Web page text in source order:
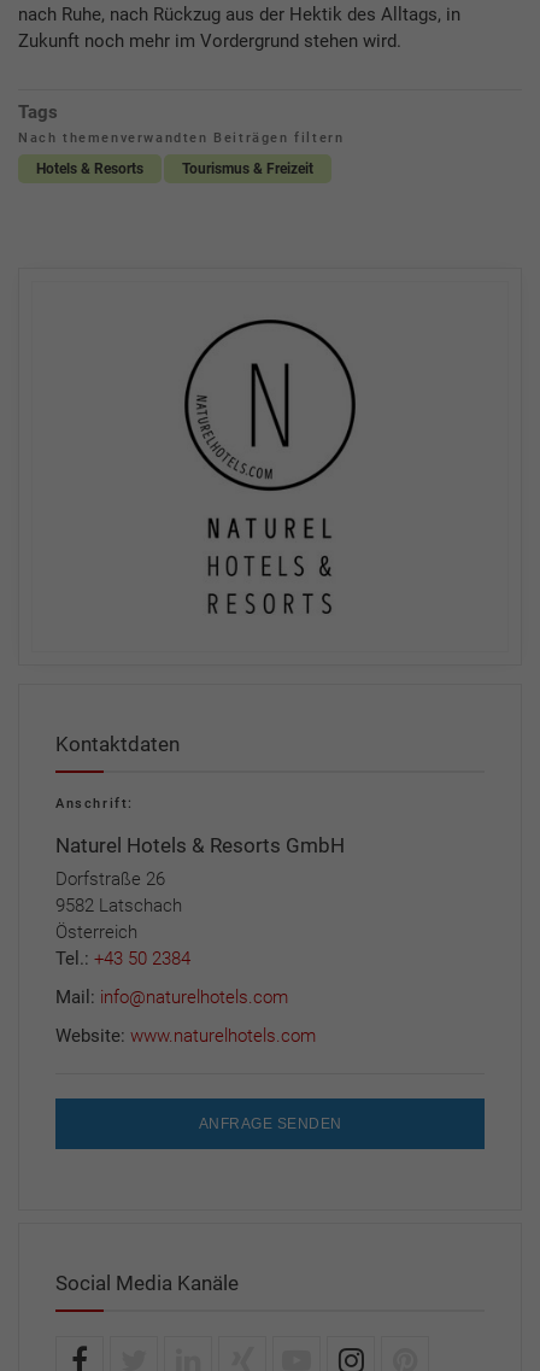
nach Ruhe, nach Rückzug aus der Hektik des Alltags, in
Zukunft noch mehr im Vordergrund stehen wird.
Tags
Nach themenverwandten Beiträgen filtern
Hotels & Resorts Tourismus & Freizeit
Kontaktdaten
Anschrift:
Naturel Hotels & Resorts GmbH
Dorfstraße 26
9582 Latschach
Österreich
Tel.: +43 50 2384
Mail: info@naturelhotels.com
Website: www.naturelhotels.com
ANFRAGE SENDEN
Social Media Kanäle